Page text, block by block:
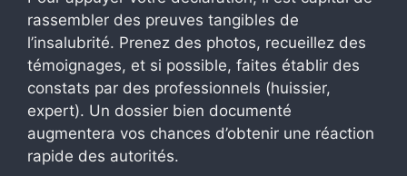
rassembler des preuves tangibles de
l’insalubrité. Prenez des photos, recueillez des
témoignages, et si possible, faites établir des
constats par des professionnels (huissier,
expert). Un dossier bien documenté
augmentera vos chances d’obtenir une réaction
rapide des autorités.